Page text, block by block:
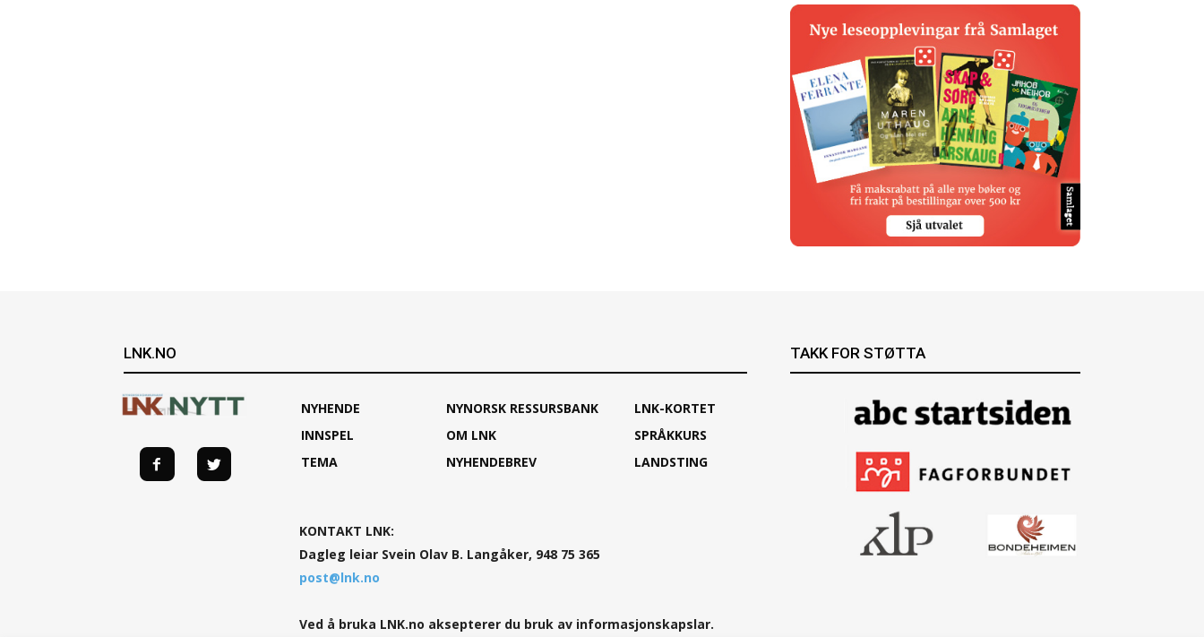
LNK.NO
NYHENDE
INNSPEL
TEMA
NYNORSK RESSURSBANK
OM LNK
NYHENDEBREV
LNK-KORTET
SPRÅKKURS
LANDSTING
KONTAKT LNK:
Dagleg leiar Svein Olav B. Langåker, 948 75 365
post@lnk.no
Ved å bruka LNK.no aksepterer du bruk av informasjonskapslar.
TAKK FOR STØTTA